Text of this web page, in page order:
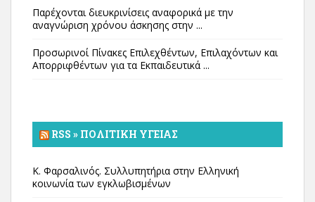
Παρέχονται διευκρινίσεις αναφορικά με την
αναγνώριση χρόνου άσκησης στην ...
Προσωρινοί Πίνακες Επιλεχθέντων, Επιλαχόντων και
Απορριφθέντων για τα Εκπαιδευτικά ...
RSS » ΠΟΛΙΤΙΚΉ ΥΓΕΊΑΣ
Κ. Φαρσαλινός. Συλλυπητήρια στην Ελληνική
κοινωνία των εγκλωβισμένων